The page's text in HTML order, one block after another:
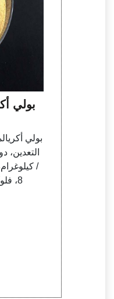
بولي
بولي
8، فلوكولانت. المصدر من ييشينغ بلووات